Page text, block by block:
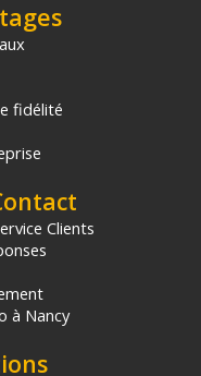
fidélité
Clients
à Nancy